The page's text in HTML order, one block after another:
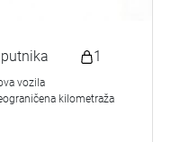
1
vozila
kilometraža